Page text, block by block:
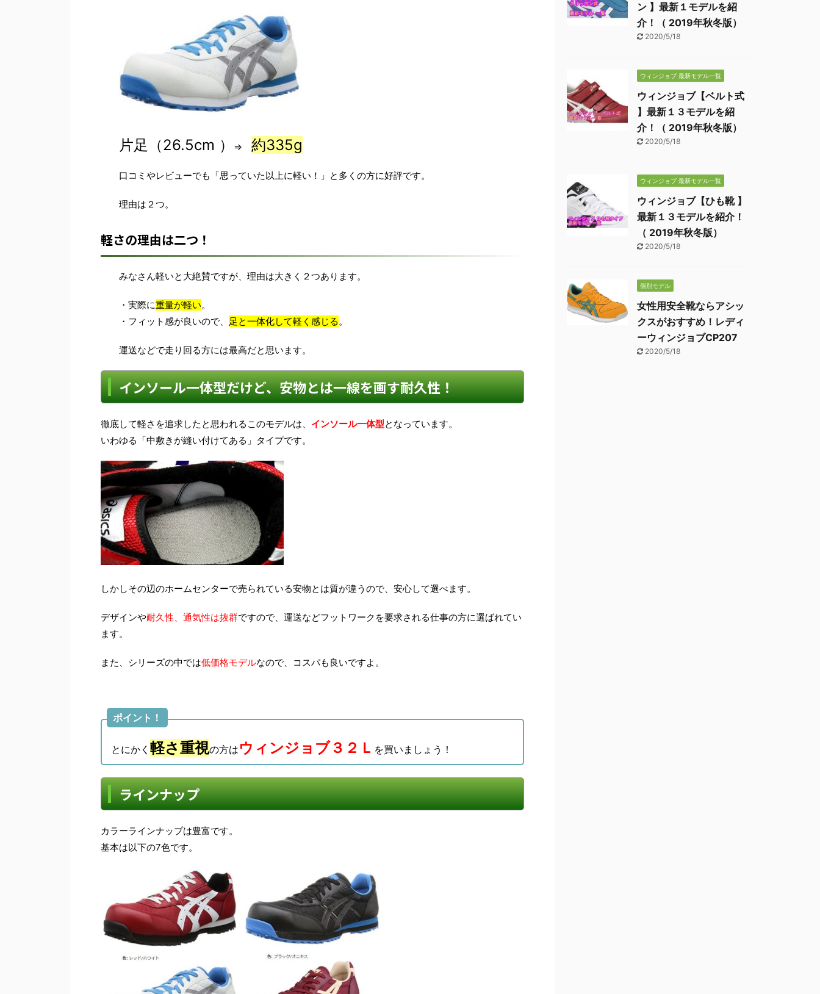
片足（26.5cm ） ⇒ 約335g
口コミやレビューでも「思っていた以上に軽い！」と多くの方に好評です。
理由は２つ。
軽さの理由は二つ！
みなさん軽いと大絶賛ですが、理由は大きく２つあります。
・実際に重量が軽い。
・フィット感が良いので、 足と一体化して軽く感じる。
運送などで走り回る方には最高だと思います。
インソール一体型だけど、安物とは一線を画す耐久性！
徹底して軽さを追求したと思われるこのモデルは、 インソール一体型となっています。
いわゆる「中敷きが縫い付けてある」タイプです。
しかしその辺のホームセンターで売られている安物とは質が違うので、安心して選べます。
デザインや耐久性、通気性は抜群ですので、運送などフットワークを要求される仕事の方に選ばれてい
ます。
また、シリーズの中では低価格モデルなので、コスパも良いですよ。
ポイント！
とにかく 軽さ重視の方はウィンジョブ３２Ｌ を買いましょう！
ラインナップ
カラーラインナップは豊富です。
基本は以下の7色です。
ン 】最新１モデルを紹
介！（ 2019年秋冬版）
2020/5/18
ウィンジョブ 最新モデル一覧
ウィンジョブ【ベルト式
】最新１３モデルを紹
介！（ 2019年秋冬版）
2020/5/18
ウィンジョブ 最新モデル一覧
ウィンジョブ【ひも靴 】
最新１３モデルを紹介！
（ 2019年秋冬版）
2020/5/18
個別モデル
女性用安全靴ならアシッ
クスがおすすめ！レディ
ーウィンジョブCP207
2020/5/18